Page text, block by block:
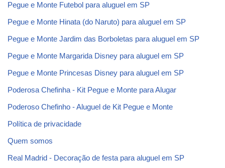
Pegue e Monte Futebol para aluguel em SP
Pegue e Monte Hinata (do Naruto) para aluguel em SP
Pegue e Monte Jardim das Borboletas para aluguel em SP
Pegue e Monte Margarida Disney para aluguel em SP
Pegue e Monte Princesas Disney para aluguel em SP
Poderosa Chefinha - Kit Pegue e Monte para Alugar
Poderoso Chefinho - Aluguel de Kit Pegue e Monte
Política de privacidade
Quem somos
Real Madrid - Decoração de festa para aluguel em SP